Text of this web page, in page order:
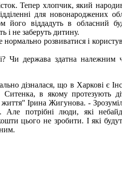
Тепер хлопчик, який
для новонароджених
його віддадуть в обласний
і не заберуть дитину.
розвиватися і
Чи держава здатна належним
дізналася, що в Харкові є
Ситенка, в якому протезують
Ірина Жигунова. -
Але потрібні люди, які
цього не зробити. І які